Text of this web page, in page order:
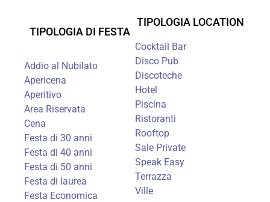
TIPOLOGIA DI FESTA
Addio al Nubilato
Apericena
Aperitivo
Area Riservata
Cena
Festa di 30 anni
Festa di 40 anni
Festa di 50 anni
Festa di laurea
Festa Economica
TIPOLOGIA LOCATION
Cocktail Bar
Disco Pub
Discoteche
Hotel
Piscina
Ristoranti
Rooftop
Sale Private
Speak Easy
Terrazza
Ville